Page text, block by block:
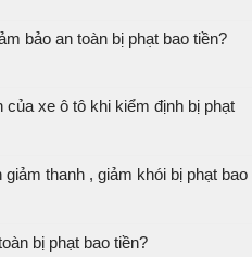
bảo an toàn bị phạt bao tiền?
xe ô tô khi kiểm định bị phạt
giảm thanh , giảm khói bị phạt bao
bị phạt bao tiền?